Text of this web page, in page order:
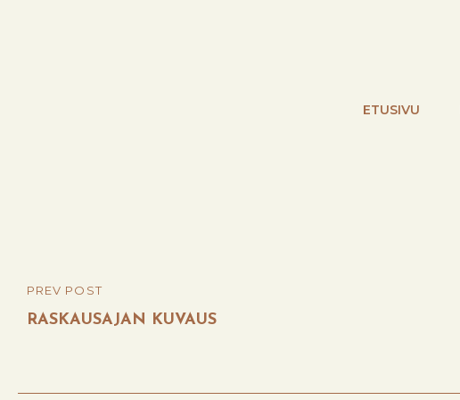
ETUSIVU
Post
navigation
PREVIOUS
POST
PREV POST
RASKAUSAJAN KUVAUS